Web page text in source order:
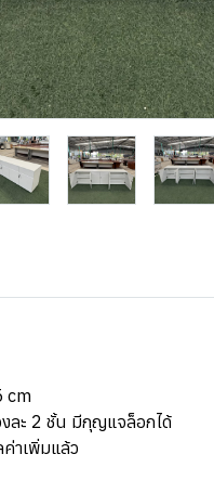
cm
ละ 2 ชั้น มีกุญแจล็อกได้
าเพิ่มแล้ว